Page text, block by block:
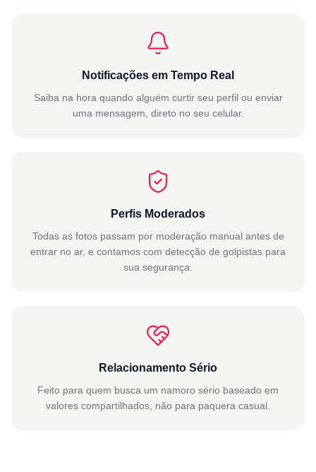
Notificações em Tempo Real
Saiba na hora quando alguém curtir seu perfil ou enviar
uma mensagem, direto no seu celular.
Perfis Moderados
Todas as fotos passam por moderação manual antes de
entrar no ar, e contamos com detecção de golpistas para
sua segurança.
Relacionamento Sério
Feito para quem busca um namoro sério baseado em
valores compartilhados, não para paquera casual.